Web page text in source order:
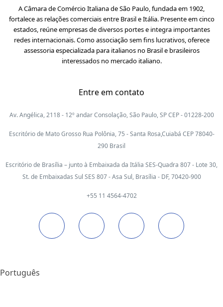
A Câmara de Comércio Italiana de São Paulo, fundada em 1902,
fortalece as relações comerciais entre Brasil e Itália. Presente em cinco
estados, reúne empresas de diversos portes e integra importantes
redes internacionais. Como associação sem fins lucrativos, oferece
assessoria especializada para italianos no Brasil e brasileiros
interessados no mercado italiano.
Entre em contato
Av. Angélica, 2118 - 12º andar Consolação, São Paulo, SP CEP - 01228-200
Escritório de Mato Grosso Rua Polônia, 75 - Santa Rosa,Cuiabá CEP 78040-
290 Brasil
Escritório de Brasília – junto à Embaixada da Itália SES-Quadra 807 - Lote 30,
St. de Embaixadas Sul SES 807 - Asa Sul, Brasília - DF, 70420-900
+55 11 4564-4702
Português